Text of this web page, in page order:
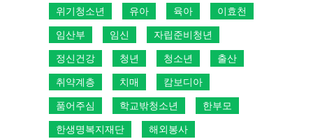
위기청소년
유아 육아
이효천
임산부
임신
자립준비청년
정신건강
청년 청소년
출산
취약계층
치매
캄보디아
품어주심
학교밖청소년
한부모
한생명복지재단
해외봉사